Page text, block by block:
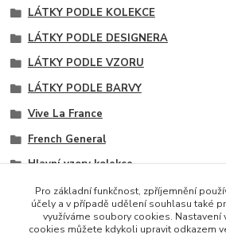
LÁTKY PODLE KOLEKCE
LÁTKY PODLE DESIGNERA
LÁTKY PODLE VZORU
LÁTKY PODLE BARVY
Vive La France
French General
Hlavní vzory kolekce
Šedé odstíny
Tón v tónu
Pro základní funkčnost, zpříjemnění
účely a v případě udělení souhlasu také
využíváme soubory cookies. Nastavení
cookies můžete kdykoli upravit odkazem